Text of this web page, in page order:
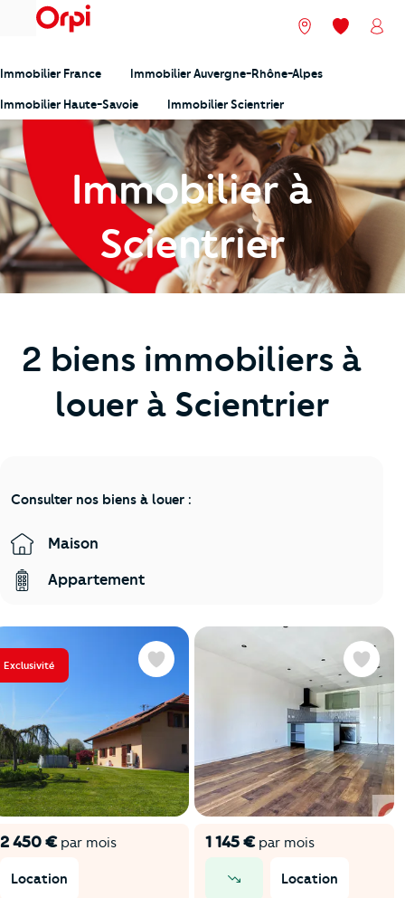
menu Nos agences
Mes
Immobilier France Immobilier Auvergne-Rhône-Alpes
Immobilier Haute-Savoie Immobilier Scientrier
Immobilier à
Scientrier
2 biens immobiliers à
louer à Scientrier
Consulter nos biens à louer :
Maison
Appartement
Exclusivité
2 450 €par mois
Location
Favoris
1 145 €par mois
Location
Favoris